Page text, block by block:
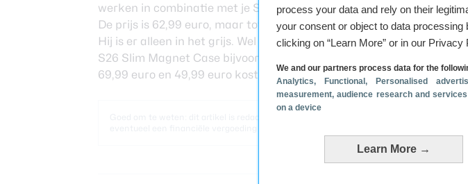
process your data and rely on their
your consent or object to data
clicking on “Learn More” or in our
We and our partners process data for the
Analytics, Functional , Personalised
measurement, audience research and
on a device
Learn More →
werken in combinatie met je S26.
De prijs is 62,99 euro, maar tot 7 april krijg je 30 procent korting en
Hij is er alleen in het grijs. Wel heb je er dus een speciaal hoesje voor
S26 Slim Magnet Case bijvoorbeeld, of de Galaxy 26 Ultra Capella
69,99 euro en 49,99 euro kosten.